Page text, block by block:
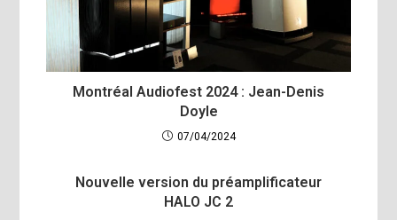
Montréal Audiofest 2024 : Jean-Denis
Doyle
07/04/2024
Nouvelle version du préamplificateur
HALO JC 2